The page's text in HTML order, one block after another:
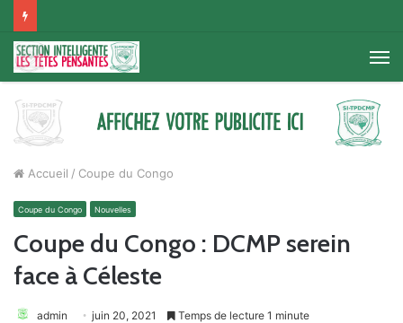
Accueil / Coupe du Congo
Coupe du Congo Nouvelles
Coupe du Congo : DCMP serein
face à Céleste
admin juin 20, 2021 Temps de lecture 1 minute